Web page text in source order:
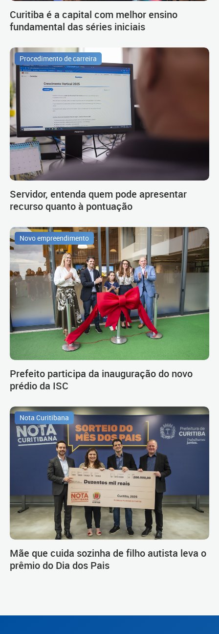
Curitiba é a capital com melhor ensino
fundamental das séries iniciais
Procedimento de carreira
Servidor, entenda quem pode apresentar
recurso quanto à pontuação
Novo empreendimento
Prefeito participa da inauguração do novo
prédio da ISC
Nota Curitibana
Mãe que cuida sozinha de filho autista leva o
prêmio do Dia dos Pais